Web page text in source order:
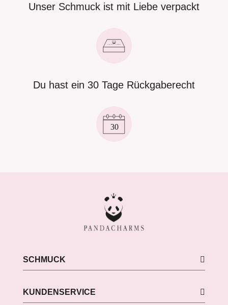
Unser Schmuck ist mit Liebe verpackt
Du hast ein 30 Tage Rückgaberecht
SCHMUCK
KUNDENSERVICE